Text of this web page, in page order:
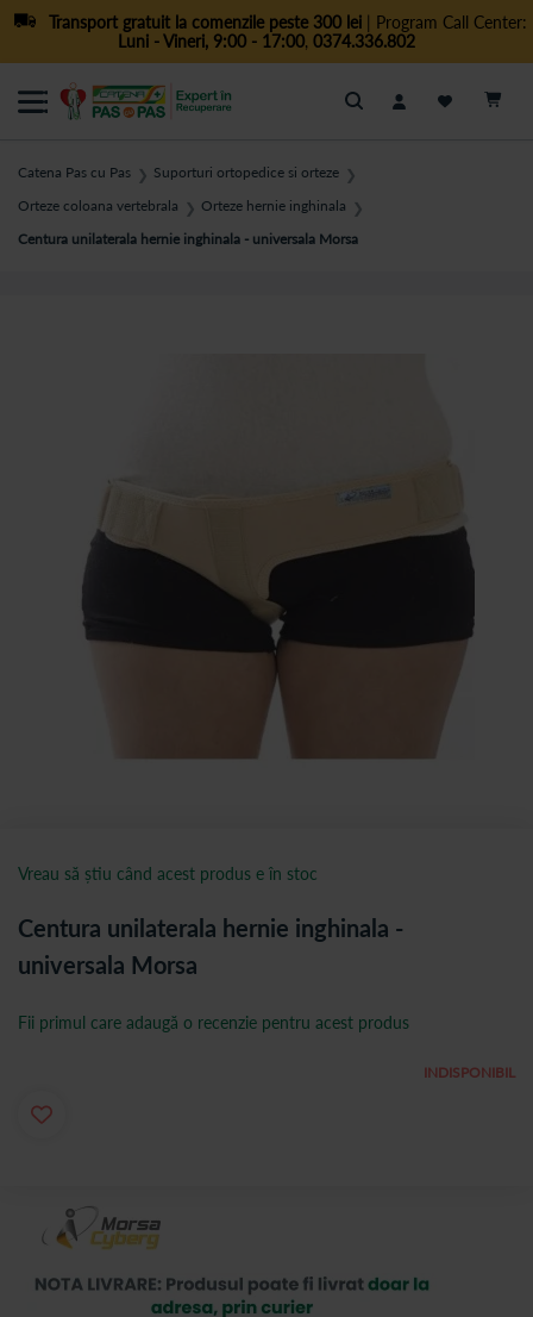
Transport gratuit la comenzile peste 300 lei| Program Call Center:
Luni - Vineri, 9:00 - 17:00, 0374.336.802
Cautare
Catena Pas cu Pas ❯ Suporturi ortopedice si orteze ❯
Orteze coloana vertebrala ❯ Orteze hernie inghinala ❯
Centura unilaterala hernie inghinala - universala Morsa
Centura unilaterala hernie inghinala -
universala Morsa
INDISPONIBIL
Fii primul care adaugă o recenzie pentru acest produs
Vreau să știu când acest produs e în stoc